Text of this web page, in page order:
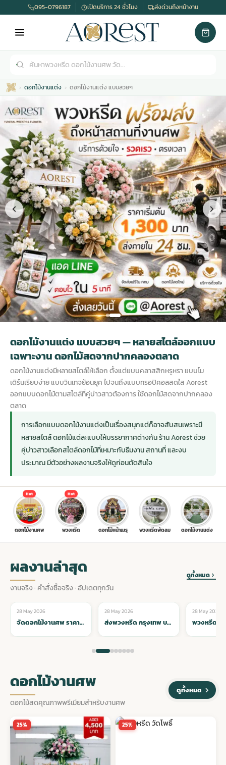
ดอกไม้หน้าศพ
ดอกไม้จัดงานศพ
จัดดอกไม้หน้าศพ
ดอกไม้หน้าหีบ
ดอกไม้หน้างานศพ
ดอกไม้หน้าโลง
จัดดอกไม้หน้ารูป
จัดดอกไม้หน้าโลง
ดอกไม้ศพ
ดอกไม้งานศพ ส่งด่วน
ดอกไม้งานศพ ปากคลองตลาด
ดอกไม้งานศพ ราคาถูก
จัดดอกไม้งานศพ ราคา
ดอกไม้งานศพ ส่งฟรี
พวงดอกไม้งานศพ
tpdecorate ปูพื้น
พวงหรีด กรุงเทพ
พวงหรีดราคา
สั่งพวงหรีด
ร้านพวงหรีด
ดอกไม้พวงหรีด
พวงหรีดปทุม
พวงหรีดพระราม 2
พวงหรีด ปากคลองตลาด
พวงหรีดราคาถูก
พวงหรีดดอกไม้สด
สั่งพวงหรีด ออนไลน์
ร้านพวงหรีด กรุงเทพ ส่งฟรี
พวงหรีด ปากคลองตลาด ราคา
พวงหรีด ส่งด่วน วันนี้
มรุ
น้าเมรุ
มรุสีขาว
ไม้หน้าเมรุ
กไม้หน้าเมรุ
น้าเมรุ ราคา
มรุ กรุงเทพ
ม้หน้าเมรุ
รุ ราคาถูก
ม้หน้าเมรุ
ะดับเมรุ
มรุ ออนไลน์
น้าเมรุ กรุงเทพ
ไม้งานแต่ง
ไม้งานแต่ง ราคา
ไม้งานแต่ง ราคาถูก
ไม้งานแต่ง กรุงเทพ
อกไม้งานแต่ง
ดอกไม้งานแต่ง
ไม้งานแต่ง แบบสวยๆ
พวงหรีดพัดลม
พวงหรีดพัดลม ราคา
พวงหรีดพัดลม ราคาถูก
พวงหรีดพัดลม กรุงเทพ
พวงหรีดพัดลม ส่งด่วน
สั่งพวงหรีดพัดลม
ร้านพวงหรีดพัดลม
พวงหรีดพัดลม ปากคลองตลาด
พวงหรีดพัดลม แบบสวยๆ
รับจัดงานศพ
รับจัดงานศพ ราคา
รับจัดงานศพ ครบวงจร
รับจัดงานศพ กรุงเทพ
แพ็คเกจจัดงานศพ
ค่าใช้จ่ายจัดงานศพ
จัดงานศพ วัด
ขั้นตอนจัดงานศพ
จัดงานศพ ราคาถูก
095-0796187 เปิดบริการ 24 ชั่วโมง ส่งด่วนถึงหน้างาน
ดอกไม้งานแต่ง ดอกไม้งานแต่ง แบบสวยๆ
ดอกไม้งานแต่ง แบบสวยๆ — หลายสไตล์ออกแบบ
เฉพาะงาน ดอกไม้สดจากปากคลองตลาด
ดอกไม้งานแต่งมีหลายสไตล์ให้เลือก ตั้งแต่แบบคลาสสิกหรูหรา แบบโม
เดิร์นเรียบง่าย แบบวินเทจย้อนยุค ไปจนถึงแบบทรอปิคอลสดใส Aorest
ออกแบบดอกไม้ตามสไตล์ที่คู่บ่าวสาวต้องการ ใช้ดอกไม้สดจากปากคลอง
ตลาด
การเลือกแบบดอกไม้งานแต่งเป็นเรื่องสนุกแต่ก็อาจสับสนเพราะมี
หลายสไตล์ ดอกไม้แต่ละแบบให้บรรยากาศต่างกัน ร้าน Aorest ช่วย
คู่บ่าวสาวเลือกสไตล์ดอกไม้ที่เหมาะกับธีมงาน สถานที่ และงบ
ประมาณ มีตัวอย่างผลงานจริงให้ดูก่อนตัดสินใจ
Hot
ดอกไม้งานศพ
Hot
พวงหรีด ดอกไม้หน้าเมรุ พวงหรีดพัดลม ดอกไม้งานแต่ง
ผลงานล่าสุด
งานจริง · คำสั่งซื้อจริง · อัปเดตทุกวัน
ดูทั้งหมด
🌸 ดอกไม้หน้าเมรุ
28 May 2026
จัดดอกไม้งานศพ ราคาถูก คุณภาพดี เริ่ม 800 บาท ทั่วกรุงเทพ
🌸 ดอกไม้หน้าเมรุ
28 May 2026
ส่งพวงหรีด กรุงเทพ บริการจัดส่งทั่วทุกเขต ตรงเวลา น่าเชื่อถือ
🌸 ดอกไม้หน้าเ
28 May 2026
ดอกไม้งานศพ
ดอกไม้สดคุณภาพพรีเมียมสำหรับงานศพ
ดูทั้งหมด
25% 25%